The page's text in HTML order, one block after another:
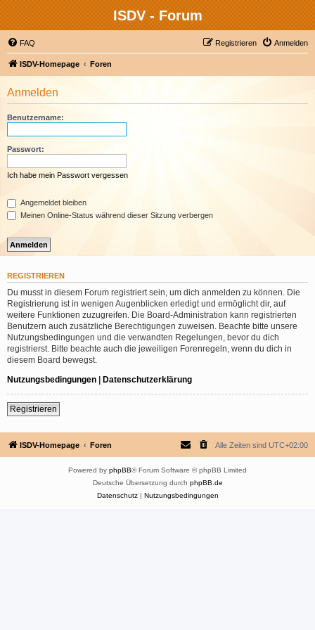
ISDV - Forum
FAQ Anmelden
Registrieren
ISDV-Homepage Foren
Anmelden
Benutzername:
Passwort:
Ich habe mein Passwort vergessen
Angemeldet bleiben
Meinen Online-Status während dieser Sitzung verbergen
REGISTRIEREN
Du musst in diesem Forum registriert sein, um dich anmelden zu können. Die
Registrierung ist in wenigen Augenblicken erledigt und ermöglicht dir, auf
weitere Funktionen zuzugreifen. Die Board-Administration kann registrierten
Benutzern auch zusätzliche Berechtigungen zuweisen. Beachte bitte unsere
Nutzungsbedingungen und die verwandten Regelungen, bevor du dich
registrierst. Bitte beachte auch die jeweiligen Forenregeln, wenn du dich in
diesem Board bewegst.
Nutzungsbedingungen | Datenschutzerklärung
Registrieren
ISDV-Homepage Foren Alle Zeiten sind UTC+02:00
Powered by phpBB® Forum Software © phpBB Limited
Deutsche Übersetzung durch phpBB.de
Datenschutz| Nutzungsbedingungen